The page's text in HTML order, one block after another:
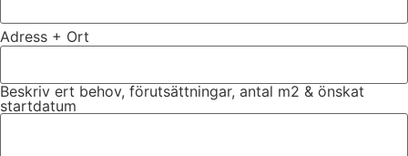
Adress + Ort
Beskriv ert behov, förutsättningar, antal m2 & önskat
startdatum